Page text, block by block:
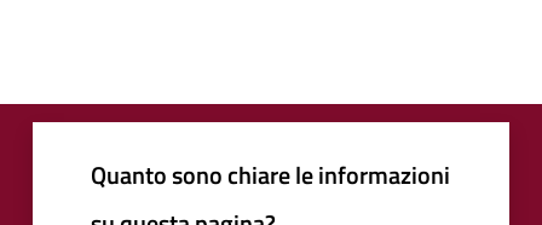
Quanto sono chiare le informazioni